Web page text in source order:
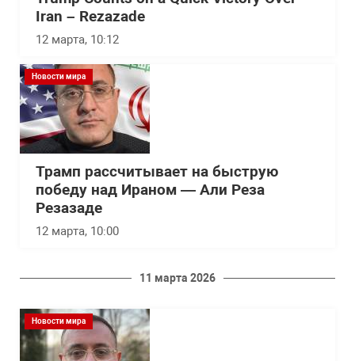
Iran – Rezazade
12 марта, 10:12
Новости мира
Трамп рассчитывает на быструю
победу над Ираном — Али Реза
Резазаде
12 марта, 10:00
11 марта 2026
Новости мира